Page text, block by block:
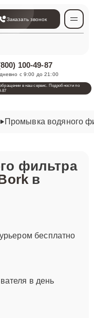
Заказать звонок
100-49-87
с 9:00 до 21:00
в наш сервис. Подробности по
87
Промывка водяного
фильтра
в
бесплатно
в день